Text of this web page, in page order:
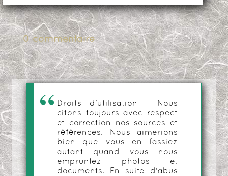
0 commentaire
Droits d'utilisation - Nous
citons toujours avec respect
et correction nos sources et
références. Nous aimerions
bien que vous en fassiez
autant quand vous nous
empruntez photos et
documents. En suite d'abus